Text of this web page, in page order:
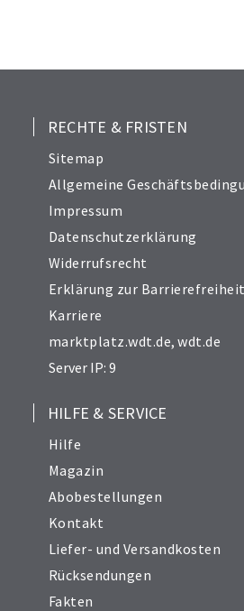
RECHTE & FRISTEN
Sitemap
Allgemeine
Impressum
Datenschutzerklärung
Widerrufsrecht
Erklärung zur Barrierefreiheit
Karriere
marktplatz.wdt.de,wdt.de
Server IP: 9
HILFE & SERVICE
Hilfe
Magazin
Abobestellungen
Kontakt
Liefer- und Versandkosten
Rücksendungen
Fakten